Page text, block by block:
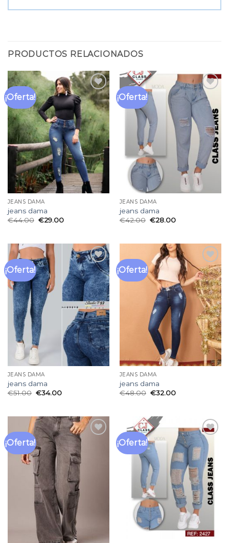
PRODUCTOS RELACIONADOS
¡Oferta!
Añadir
a la
lista
de
deseos
JEANS DAMA
jeans dama
€44.00 €29.00
¡Oferta!
Añadir
a la
lista
deseos
JEANS DAMA
jeans dama
€42.00 €28.00
¡Oferta!
Añadir
a la
lista
de
deseos
JEANS DAMA
jeans dama
€51.00 €34.00
¡Oferta!
Añadir
a la
lista
de
deseos
JEANS DAMA
jeans dama
€48.00 €32.00
¡Oferta! ¡Oferta!
Añadir
a la
lista
de
deseos